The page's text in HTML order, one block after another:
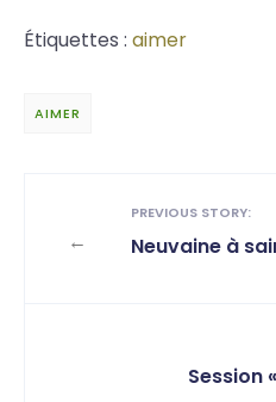
Étiquettes : aimer
AIMER
←
PREVIOUS STORY:
Neuvaine à
Session